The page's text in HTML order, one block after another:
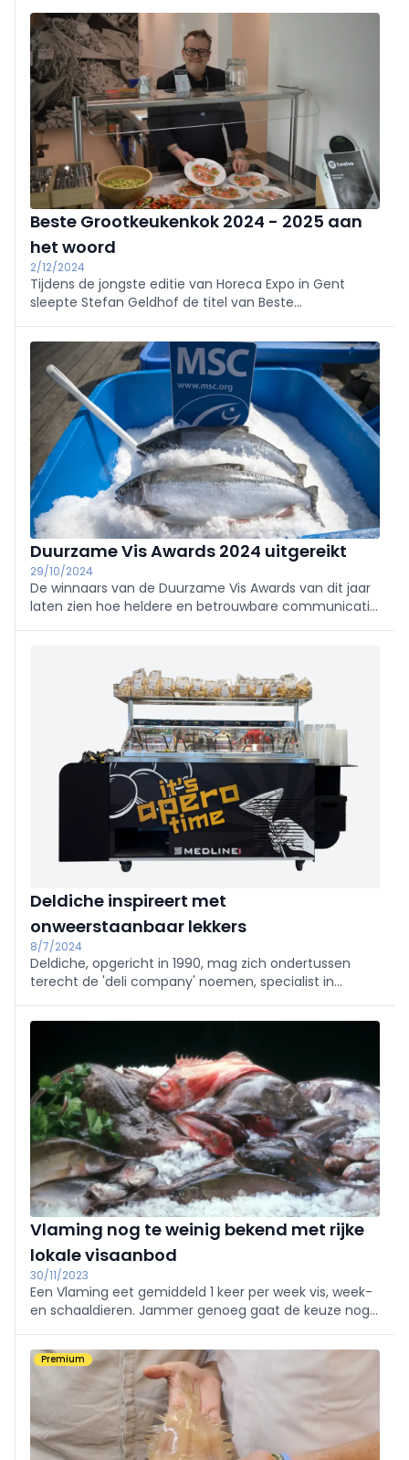
aanwezigheid van Vlaams minister van Zeevisserij
Hilde Crevits - werd duidelijk dat deze vis veel variatie
toelaat.
Beste Grootkeukenkok 2024 - 2025 aan
het woord
2/12/2024
Tijdens de jongste editie van Horeca Expo in Gent
sleepte Stefan Geldhof de titel van Beste
“Ook in de grootkeuken moet je kunnen zorgen voor
beleving en nieuwe ervaringen”, zegt hij.
Duurzame Vis Awards 2024 uitgereikt
29/10/2024
De winnaars van de Duurzame Vis Awards van dit jaar
laten zien hoe heldere en betrouwbare communicatie
Deldiche inspireert met
onweerstaanbaar lekkers
8/7/2024
Deldiche, opgericht in 1990, mag zich ondertussen
terecht de 'deli company' noemen, specialist in
tapasconcept in de zelfbediening.
Vlaming nog te weinig bekend met rijke
lokale visaanbod
30/11/2023
Een Vlaming eet gemiddeld 1 keer per week vis, week-
en schaaldieren. Jammer genoeg gaat de keuze nog
rijk aanbod heeft aan vis die duurzaam gevangen is
door onze lokale vissers.
Premium